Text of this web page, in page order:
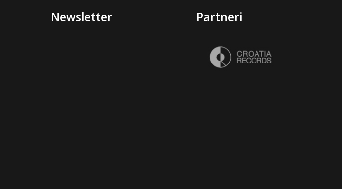
Newsletter Partneri